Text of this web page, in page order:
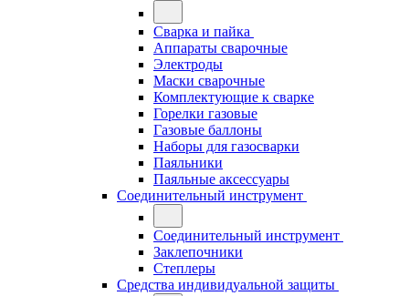
Сварка и пайка
Аппараты сварочные
Электроды
Маски сварочные
Комплектующие к сварке
Горелки газовые
Газовые баллоны
Наборы для газосварки
Паяльники
Паяльные аксессуары
Соединительный инструмент
Соединительный инструмент
Заклепочники
Степлеры
Средства индивидуальной защиты